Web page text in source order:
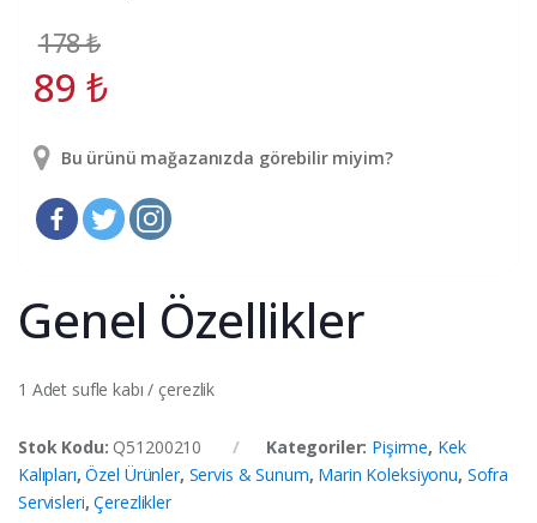
178₺
89 ₺
Bu ürünü mağazanızda görebilir miyim?
Genel Özellikler
1 Adet sufle kabı / çerezlik
Stok Kodu: Q51200210 Kategoriler: Pişirme, Kek
Kalıpları,Özel Ürünler, Servis & Sunum, Marin Koleksiyonu, Sofra
Servisleri,Çerezlikler